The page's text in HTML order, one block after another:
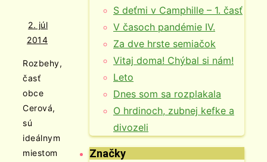
2. júl
2014
Rozbehy,
časť
obce
Cerová,
sú
ideálnym
miestom
S deťmi v Camphille – 1. časť
V časoch pandémie IV.
Za dve hrste semiačok
Vitaj doma! Chýbal si nám!
Leto
Dnes som sa rozplakala
O hrdinoch, zubnej kefke a
divozeli
Značky